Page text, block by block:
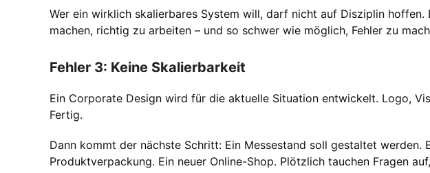
Wer ein wirklich skalierbares System will, darf nicht auf Disziplin hoffen.
machen, richtig zu arbeiten – und so schwer wie möglich, Fehler zu
Fehler 3: Keine Skalierbarkeit
Ein Corporate Design wird für die aktuelle Situation entwickelt. Logo,
Fertig.
Dann kommt der nächste Schritt: Ein Messestand soll gestaltet werden.
Produktverpackung. Ein neuer Online-Shop. Plötzlich tauchen Fragen